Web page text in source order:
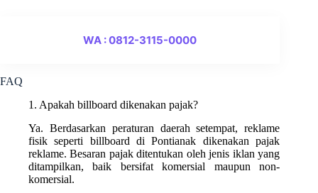
WA : 0812-3115-0000
FAQ
1. Apakah billboard dikenakan pajak?
Ya. Berdasarkan peraturan daerah setempat, reklame
fisik seperti billboard di Pontianak dikenakan pajak
reklame. Besaran pajak ditentukan oleh jenis iklan yang
ditampilkan, baik bersifat komersial maupun non-
komersial.